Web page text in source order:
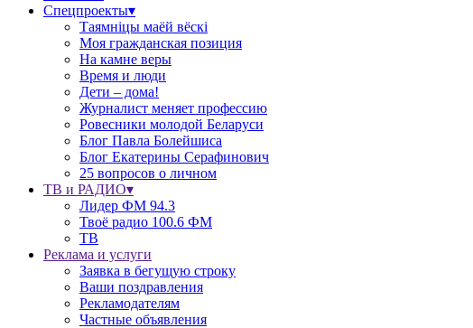
Спецпроекты▾
Таямніцы маёй вёскі
Моя гражданская позиция
На камне веры
Время и люди
Дети – дома!
Журналист меняет профессию
Ровесники молодой Беларуси
Блог Павла Болейшиса
Блог Екатерины Серафинович
25 вопросов о личном
ТВ и РАДИО▾
Лидер ФМ 94.3
Твоё радио 100.6 ФМ
ТВ
Реклама и услуги
Заявка в бегущую строку
Ваши поздравления
Рекламодателям
Частные объявления